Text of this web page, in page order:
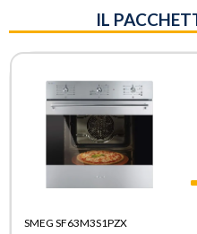
IL
SMEG SF63M3S1PZX